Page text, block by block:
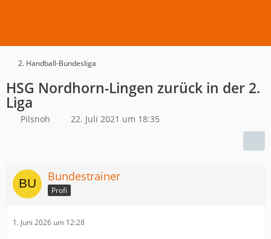
2. Handball-Bundesliga
HSG Nordhorn-Lingen zurück in der 2.
Liga
Pilsnoh 22. Juli 2021 um 18:35
Bundestrainer
Profi
1. Juni 2026 um 12:28